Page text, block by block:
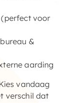
(perfect voor
&
aarding
vandaag
verschil dat